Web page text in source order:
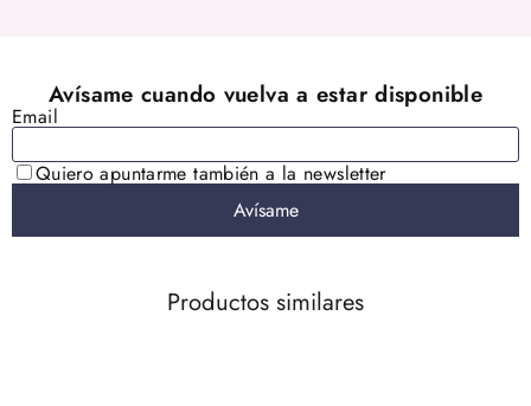
Productos similares